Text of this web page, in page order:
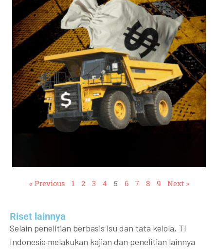
« Previous 1 2 3 4 5 6 7 8 9 Next »
Riset lainnya​​
Selain penelitian berbasis isu dan tata kelola, TI
Indonesia melakukan kajian dan penelitian lainnya